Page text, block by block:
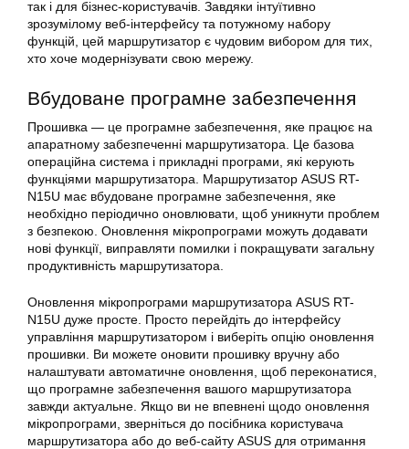
так і для бізнес-користувачів. Завдяки інтуїтивно
зрозумілому веб-інтерфейсу та потужному набору
функцій, цей маршрутизатор є чудовим вибором для тих,
хто хоче модернізувати свою мережу.
Вбудоване програмне забезпечення
Прошивка — це програмне забезпечення, яке працює на
апаратному забезпеченні маршрутизатора. Це базова
операційна система і прикладні програми, які керують
функціями маршрутизатора. Маршрутизатор ASUS RT-
N15U має вбудоване програмне забезпечення, яке
необхідно періодично оновлювати, щоб уникнути проблем
з безпекою. Оновлення мікропрограми можуть додавати
нові функції, виправляти помилки і покращувати загальну
продуктивність маршрутизатора.
Оновлення мікропрограми маршрутизатора ASUS RT-
N15U дуже просте. Просто перейдіть до інтерфейсу
управління маршрутизатором і виберіть опцію оновлення
прошивки. Ви можете оновити прошивку вручну або
налаштувати автоматичне оновлення, щоб переконатися,
що програмне забезпечення вашого маршрутизатора
завжди актуальне. Якщо ви не впевнені щодо оновлення
мікропрограми, зверніться до посібника користувача
маршрутизатора або до веб-сайту ASUS для отримання